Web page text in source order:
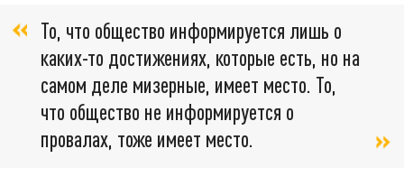
То, что общество информируется лишь о
каких-то достижениях, которые есть, но на
самом деле мизерные, имеет место. То,
что общество не информируется о
провалах, тоже имеет место.